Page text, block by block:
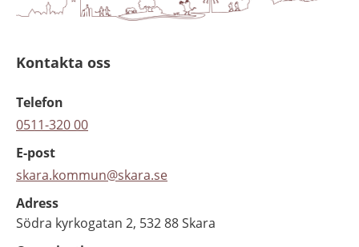
Kontakta oss
Telefon
0511-320 00
E-post
skara.kommun@skara.se
Adress
Södra kyrkogatan 2, 532 88 Skara